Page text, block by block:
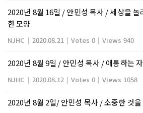
2020년 8월 16일 / 안민성 목사 / 세상을 놀
한 모양
NJHC | 2020.08.21 | Votes 0 | Views 940
2020년 8월 9일 / 안민성 목사 / 애통하는
NJHC | 2020.08.12 | Votes 0 | Views 1058
2020년 8월 2일/ 안민성 목사 / 소중한 것